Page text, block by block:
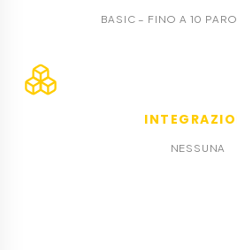
BASIC – FINO A 10
NESSUNA